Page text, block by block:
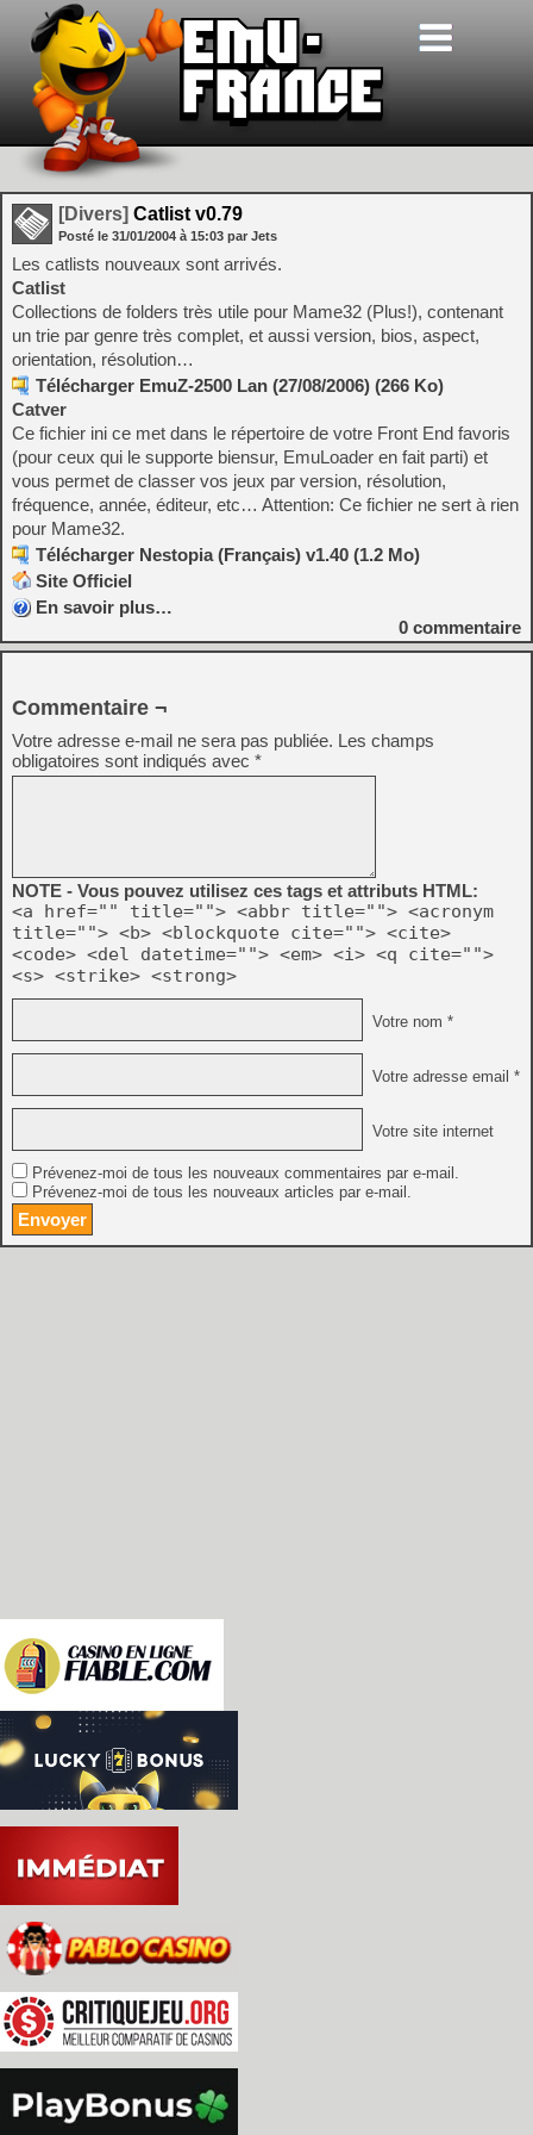
[Divers] Catlist v0.79
Posté le 31/01/2004 à 15:03 par Jets
Les catlists nouveaux sont arrivés.
Catlist
Collections de folders très utile pour Mame32 (Plus!), contenant
un trie par genre très complet, et aussi version, bios, aspect,
orientation, résolution…
Télécharger EmuZ-2500 Lan (27/08/2006) (266 Ko)
Catver
Ce fichier ini ce met dans le répertoire de votre Front End favoris
(pour ceux qui le supporte biensur, EmuLoader en fait parti) et
vous permet de classer vos jeux par version, résolution,
fréquence, année, éditeur, etc… Attention: Ce fichier ne sert à rien
pour Mame32.
Télécharger Nestopia (Français) v1.40 (1.2 Mo)
Site Officiel
En savoir plus…
0 commentaire
Commentaire ¬
Votre adresse e-mail ne sera pas publiée. Les champs
obligatoires sont indiqués avec *
NOTE - Vous pouvez utilisez ces tags et attributs HTML:
<a href="" title=""> <abbr title=""> <acronym
title=""> <b> <blockquote cite=""> <cite>
<code> <del datetime=""> <em> <i> <q cite="">
<s> <strike> <strong>
Votre nom *
Votre adresse email *
Votre site internet
Prévenez-moi de tous les nouveaux commentaires par e-mail.
Prévenez-moi de tous les nouveaux articles par e-mail.